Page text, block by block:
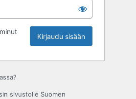
sivustolle Suomen